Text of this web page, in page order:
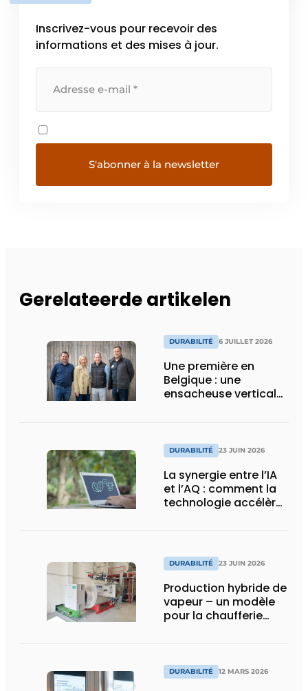
Inscrivez-vous pour recevoir des
informations et des mises à jour.
Gerelateerde artikelen
DURABILITÉ 6 JUILLET 2026
Une première en
Belgique : une
ensacheuse verticale
DURABILITÉ 23 JUIN 2026
La synergie entre l’IA
et l’AQ : comment la
technologie accélère
DURABILITÉ 23 JUIN 2026
Production hybride de
vapeur – un modèle
pour la chaufferie
DURABILITÉ 12 MARS 2026